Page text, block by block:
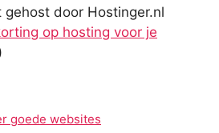
door Hostinger.nl
op hosting voor je
goede websites